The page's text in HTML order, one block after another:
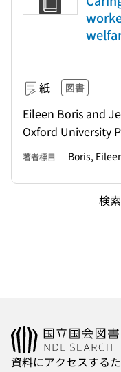
紙 図書
Eileen Boris and
Oxford University
著者標目 Boris,
検
資料にアクセスする